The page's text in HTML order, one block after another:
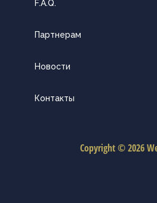
F.A.Q.
Партнерам
Новости
Контакты
Copyright © 2026